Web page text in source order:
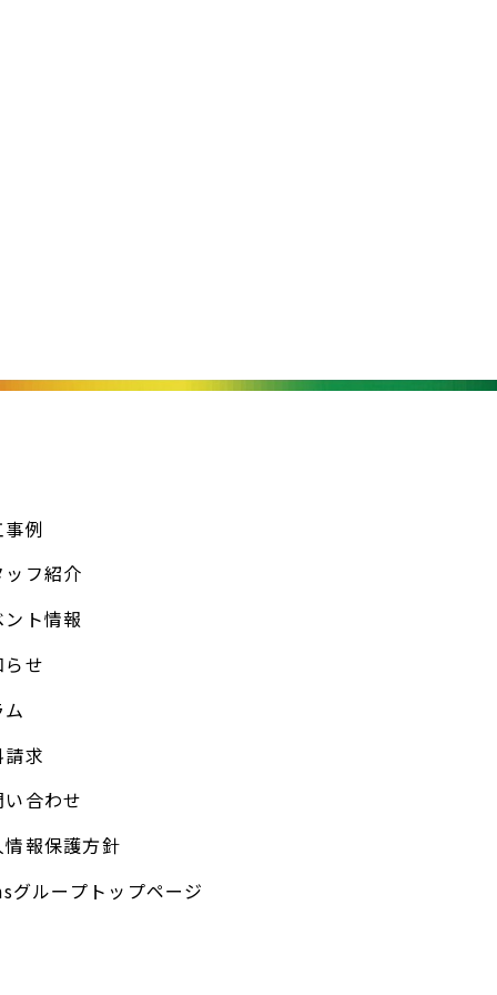
例
ッフ紹介
ト情報
せ
求
合わせ
情報保護方針
グループトップページ